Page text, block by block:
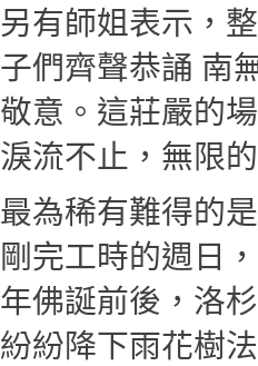
另有師姐表示，
子們齊聲恭誦 南
敬意。這莊嚴的
淚流不止，無限
最為稀有難得的
剛完工時的週日
年佛誕前後，洛
紛紛降下雨花樹